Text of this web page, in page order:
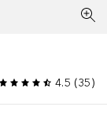
4.5 (35)